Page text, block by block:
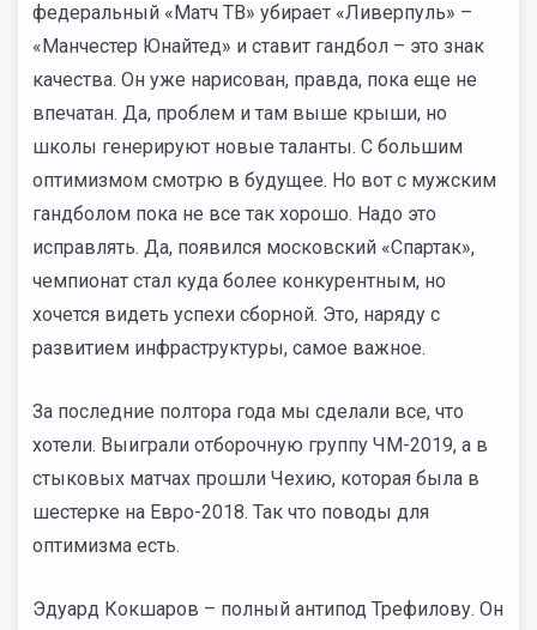
федеральный «Матч ТВ» убирает «Ливерпуль» –
«Манчестер Юнайтед» и ставит гандбол – это знак
качества. Он уже нарисован, правда, пока еще не
впечатан. Да, проблем и там выше крыши, но
школы генерируют новые таланты. С большим
оптимизмом смотрю в будущее. Но вот с мужским
гандболом пока не все так хорошо. Надо это
исправлять. Да, появился московский «Спартак»,
чемпионат стал куда более конкурентным, но
хочется видеть успехи сборной. Это, наряду с
развитием инфраструктуры, самое важное.
За последние полтора года мы сделали все, что
хотели. Выиграли отборочную группу ЧМ-2019, а в
стыковых матчах прошли Чехию, которая была в
шестерке на Евро-2018. Так что поводы для
оптимизма есть.
Эдуард Кокшаров – полный антипод Трефилову. Он